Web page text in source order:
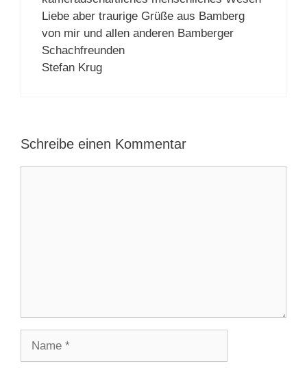
Liebe aber traurige Grüße aus Bamberg
von mir und allen anderen Bamberger
Schachfreunden
Stefan Krug
Schreibe einen Kommentar